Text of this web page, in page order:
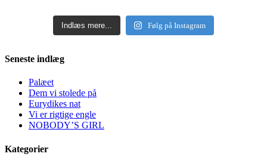
Indlæs mere... Følg på Instagram
Seneste indlæg
Palæet
Dem vi stolede på
Eurydikes nat
Vi er rigtige engle
NOBODY’S GIRL
Kategorier